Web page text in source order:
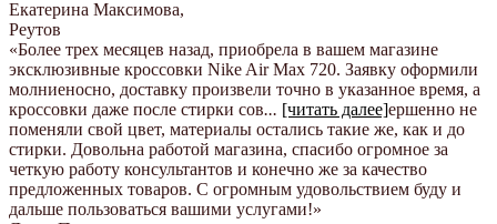
Екатерина Максимова,
Реутов
«Более трех месяцев назад, приобрела в вашем магазине
эксклюзивные кроссовки Nike Air Max 720. Заявку оформили
молниеносно, доставку произвели точно в указанное время, а
кроссовки даже после стирки сов... [читать далее]ершенно не
поменяли свой цвет, материалы остались такие же, как и до
стирки. Довольна работой магазина, спасибо огромное за
четкую работу консультантов и конечно же за качество
предложенных товаров. С огромным удовольствием буду и
дальше пользоваться вашими услугами!»